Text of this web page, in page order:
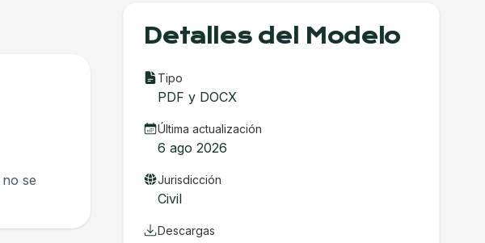
se
Detalles del Modelo
Tipo
PDF y DOCX
Última actualización
6 ago 2026
Jurisdicción
Civil
Descargas